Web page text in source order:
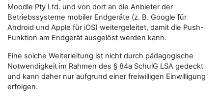
Moodle Pty Ltd. und von dort an die Anbieter der
Betriebssysteme mobiler Endgeräte (z. B. Google für
Android und Apple für iOS) weitergeleitet, damit die Push-
Funktion am Endgerät ausgelöst werden kann.
Eine solche Weiterleitung ist nicht durch pädagogische
Notwendigkeit im Rahmen des § 84a SchulG LSA gedeckt
und kann daher nur aufgrund einer freiwilligen Einwilligung
erfolgen.